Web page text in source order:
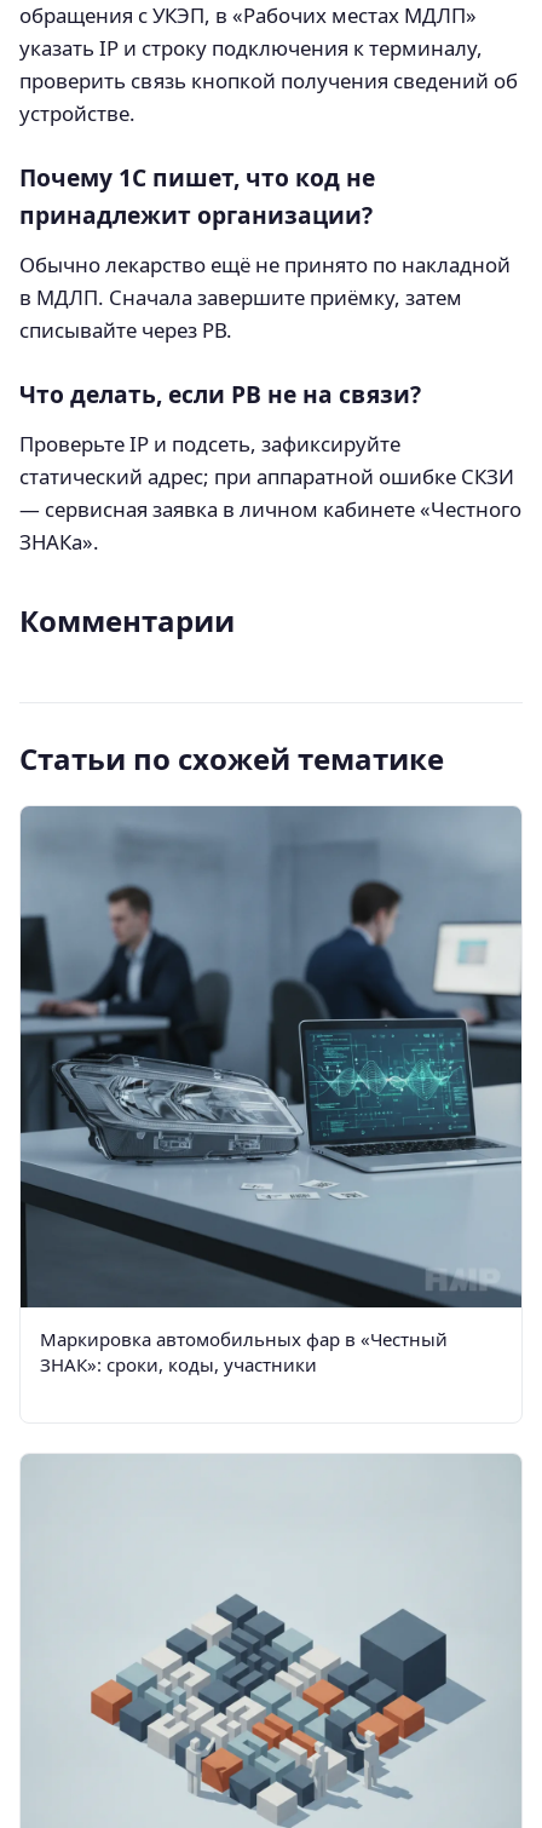
обращения с УКЭП, в «Рабочих местах МДЛП»
указать IP и строку подключения к терминалу,
проверить связь кнопкой получения сведений об
устройстве.
Почему 1С пишет, что код не
принадлежит организации?
Обычно лекарство ещё не принято по накладной
в МДЛП. Сначала завершите приёмку, затем
списывайте через РВ.
Что делать, если РВ не на связи?
Проверьте IP и подсеть, зафиксируйте
статический адрес; при аппаратной ошибке СКЗИ
— сервисная заявка в личном кабинете «Честного
ЗНАКа».
Комментарии
Статьи по схожей тематике
Маркировка автомобильных фар в «Честный
ЗНАК»: сроки, коды, участники